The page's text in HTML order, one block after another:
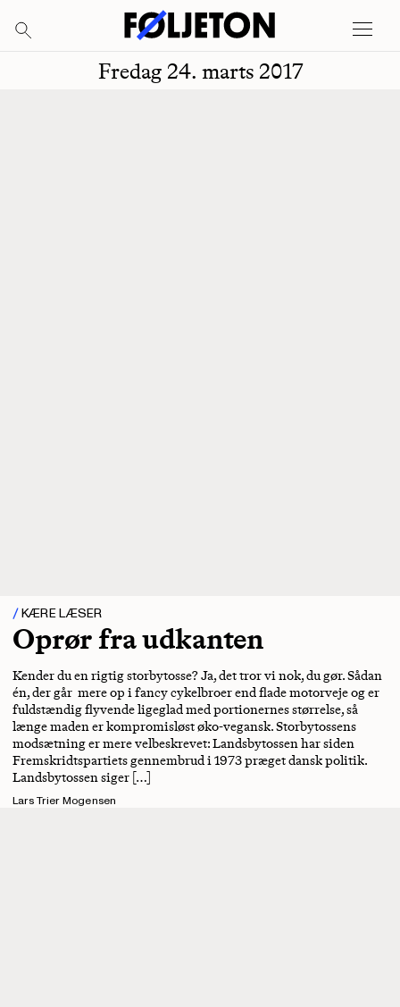
Fredag 24. marts 2017
KÆRE LÆSER
Oprør fra udkanten
Kender du en rigtig storbytosse? Ja, det tror vi nok, du gør. Sådan
én, der går mere op i fancy cykelbroer end flade motorveje og er
fuldstændig flyvende ligeglad med portionernes størrelse, så
længe maden er kompromisløst øko-vegansk. Storbytossens
modsætning er mere velbeskrevet: Landsbytossen har siden
Fremskridtspartiets gennembrud i 1973 præget dansk politik.
Landsbytossen siger […]
Lars Trier Mogensen